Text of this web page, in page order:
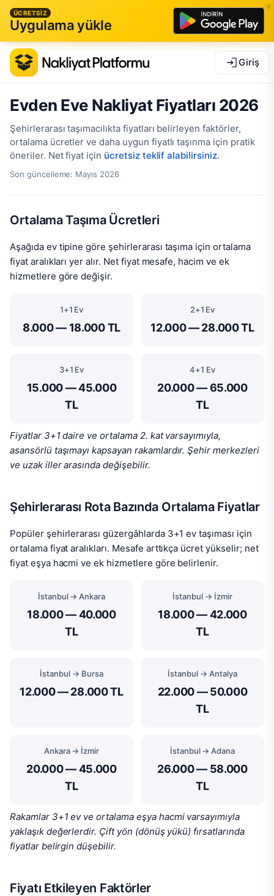
ÜCRETSİZ
Uygulama yükle
Giriş
Evden Eve Nakliyat Fiyatları 2026
Şehirlerarası taşımacılıkta fiyatları belirleyen faktörler,
ortalama ücretler ve daha uygun fiyatlı taşınma için pratik
öneriler. Net fiyat için ücretsiz teklif alabilirsiniz.
Son güncelleme: Mayıs 2026
Ortalama Taşıma Ücretleri
Aşağıda ev tipine göre şehirlerarası taşıma için ortalama
fiyat aralıkları yer alır. Net fiyat mesafe, hacim ve ek
hizmetlere göre değişir.
1+1 Ev
8.000 — 18.000 TL
2+1 Ev
12.000 — 28.000 TL
3+1 Ev
15.000 — 45.000
TL
4+1 Ev
20.000 — 65.000
TL
Fiyatlar 3+1 daire ve ortalama 2. kat varsayımıyla,
asansörlü taşımayı kapsayan rakamlardır. Şehir merkezleri
ve uzak iller arasında değişebilir.
Şehirlerarası Rota Bazında Ortalama Fiyatlar
Popüler şehirlerarası güzergâhlarda 3+1 ev taşıması için
ortalama fiyat aralıkları. Mesafe arttıkça ücret yükselir; net
fiyat eşya hacmi ve ek hizmetlere göre belirlenir.
İstanbul → Ankara
18.000 — 40.000
TL
İstanbul → İzmir
18.000 — 42.000
TL
İstanbul → Bursa
12.000 — 28.000 TL
İstanbul → Antalya
22.000 — 50.000
TL
Ankara → İzmir
20.000 — 45.000
TL
İstanbul → Adana
26.000 — 58.000
TL
Rakamlar 3+1 ev ve ortalama eşya hacmi varsayımıyla
yaklaşık değerlerdir. Çift yön (dönüş yükü) fırsatlarında
fiyatlar belirgin düşebilir.
Fiyatı Etkileyen Faktörler